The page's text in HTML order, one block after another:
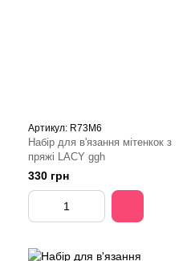
Артикул: R73M6
Набір для в'язання мітенкок з
пряжі LACY ggh
330 грн